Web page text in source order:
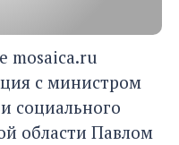
mosaica.ru
с министром
социального
области Павлом